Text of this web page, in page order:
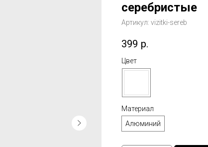
серебристые
Артикул: vizitki-sereb
399 р.
Цвет
Материал
Алюминий